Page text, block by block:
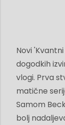
Novi
dogodkih
vlogi. Prva
matične
Samom
bolj